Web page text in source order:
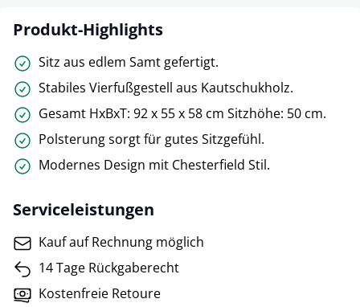
Produkt-Highlights
Sitz aus edlem Samt gefertigt.
Stabiles Vierfußgestell aus Kautschukholz.
Gesamt HxBxT: 92 x 55 x 58 cm Sitzhöhe: 50 cm.
Polsterung sorgt für gutes Sitzgefühl.
Modernes Design mit Chesterfield Stil.
Serviceleistungen
Kauf auf Rechnung möglich
14 Tage Rückgaberecht
Kostenfreie Retoure